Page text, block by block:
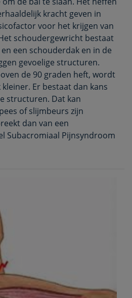
kracht geven in
voor het krijgen van
schoudergewricht bestaat
een schouderdak en in de
gevoelige structuren.
de 90 graden heft, wordt
Er bestaat dan kans
structuren. Dat kan
of slijmbeurs zijn
dan van een
Subacromiaal Pijnsyndroom